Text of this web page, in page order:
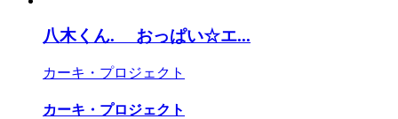
八木くん. おっぱい☆エ...
カーキ・プロジェクト
カーキ・プロジェクト